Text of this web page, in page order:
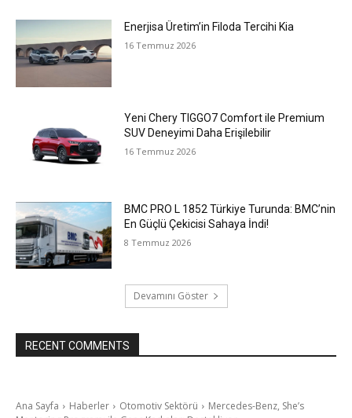
Enerjisa Üretim’in Filoda Tercihi Kia
16 Temmuz 2026
Yeni Chery TIGGO7 Comfort ile Premium
SUV Deneyimi Daha Erişilebilir
16 Temmuz 2026
BMC PRO L 1852 Türkiye Turunda: BMC’nin
En Güçlü Çekicisi Sahaya İndi!
8 Temmuz 2026
Devamını Göster
RECENT COMMENTS